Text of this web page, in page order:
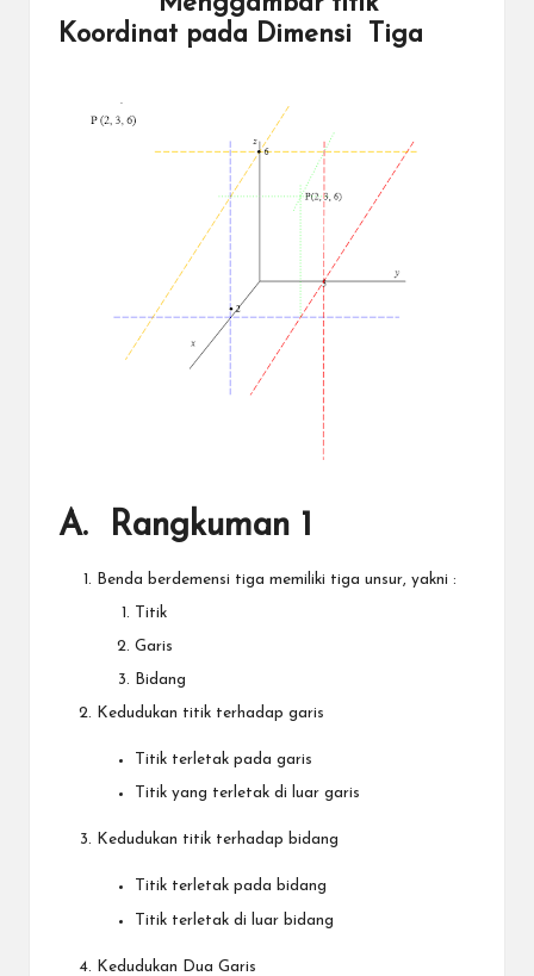
Koordinat pada Dimensi Tiga
A. Rangkuman 1
Benda berdemensi tiga memiliki tiga unsur, yakni :
Titik
Garis
Bidang
Kedudukan titik terhadap garis
Titik terletak pada garis
Titik yang terletak di luar garis
Kedudukan titik terhadap bidang
Titik terletak pada bidang
Titik terletak di luar bidang
Kedudukan Dua Garis